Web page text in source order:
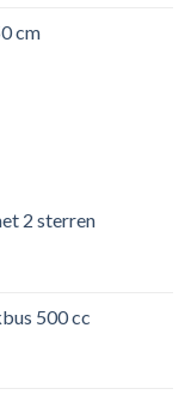
cm
2 sterren
500 cc